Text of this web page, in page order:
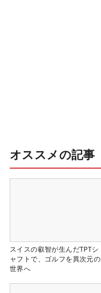
オススメの記事
スイスの叡智が生んだTPTシ
ャフトで、ゴルフを異次元の
世界へ